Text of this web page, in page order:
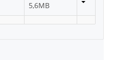
5,6MB